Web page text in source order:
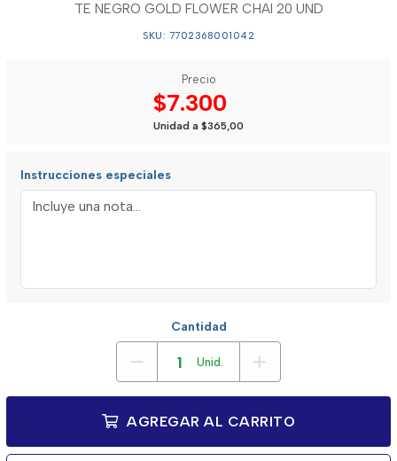
TE NEGRO GOLD FLOWER CHAI 20 UND
SKU: 7702368001042
Precio
$7.300
Unidad a $365,00
Instrucciones especiales
Cantidad
Unid.
AGREGAR AL CARRITO